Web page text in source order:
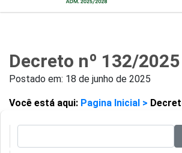
Decreto nº 132/2025
Postado em: 18 de junho de 2025
Você está aqui: Pagina Inicial >